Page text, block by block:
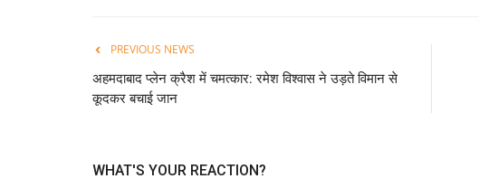
PREVIOUS NEWS
अहमदाबाद प्लेन क्रैश में चमत्कार: रमेश विश्वास ने उड़ते विमान से
कूदकर बचाई जान
WHAT'S YOUR REACTION?